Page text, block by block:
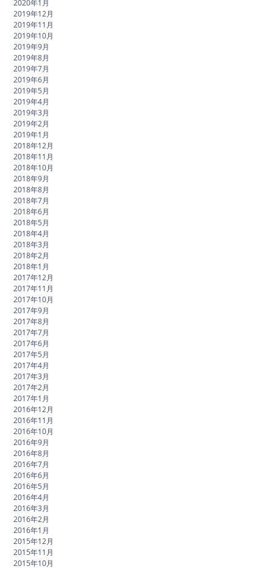
2020年1月
2019年12月
2019年11月
2019年10月
2019年9月
2019年8月
2019年7月
2019年6月
2019年5月
2019年4月
2019年3月
2019年2月
2019年1月
2018年12月
2018年11月
2018年10月
2018年9月
2018年8月
2018年7月
2018年6月
2018年5月
2018年4月
2018年3月
2018年2月
2018年1月
2017年12月
2017年11月
2017年10月
2017年9月
2017年8月
2017年7月
2017年6月
2017年5月
2017年4月
2017年3月
2017年2月
2017年1月
2016年12月
2016年11月
2016年10月
2016年9月
2016年8月
2016年7月
2016年6月
2016年5月
2016年4月
2016年3月
2016年2月
2016年1月
2015年12月
2015年11月
2015年10月